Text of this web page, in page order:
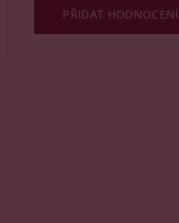
PŘIDAT HODNOCENÍ